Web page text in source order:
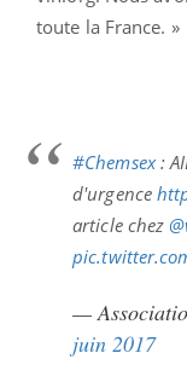
toute la France. »
#Chemsex:
d'urgence
article chez
—
juin 2017